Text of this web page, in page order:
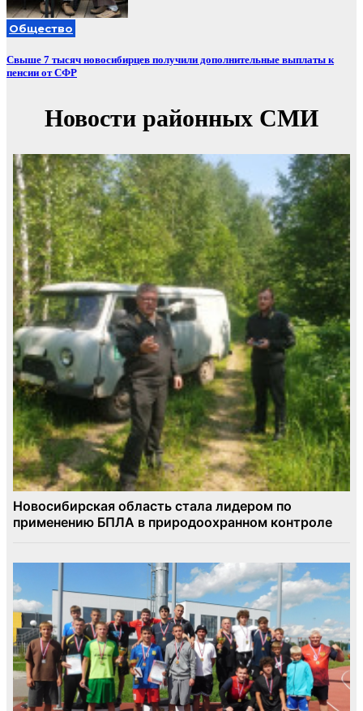
Общество
Свыше 7 тысяч новосибирцев получили дополнительные выплаты к
пенсии от СФР